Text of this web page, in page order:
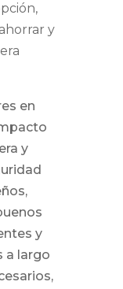
y
en
y
y
a largo